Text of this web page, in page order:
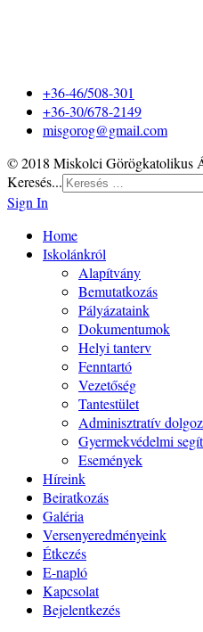
+36-46/508-301
+36-30/678-2149
misgorog@gmail.com
© 2018 Miskolci Görögkatolikus
Keresés...
Sign In
Home
Iskolánkról
Alapítvány
Bemutatkozás
Pályázataink
Dokumentumok
Helyi tanterv
Fenntartó
Vezetőség
Tantestület
Adminisztratív
Gyermekvédelmi
Események
Híreink
Beiratkozás
Galéria
Versenyeredményeink
Étkezés
E-napló
Kapcsolat
Bejelentkezés